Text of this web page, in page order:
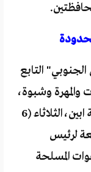
التابع
وشبوة،
حسب ما أعلنت السلطة المحلية لمحافظة ابين،الثلاثاء (6
لرئيس
المسلحة